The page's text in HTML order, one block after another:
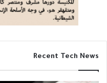
Recent Tech News